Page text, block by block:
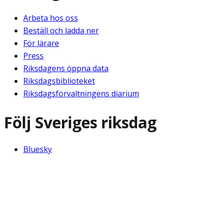
Arbeta hos oss
Beställ och ladda ner
För lärare
Press
Riksdagens öppna data
Riksdagsbiblioteket
Riksdagsförvaltningens diarium
Följ Sveriges riksdag
Bluesky